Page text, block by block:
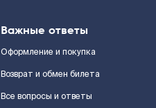
Важные ответы
Оформление и покупка
Возврат и обмен билета
Все вопросы и ответы